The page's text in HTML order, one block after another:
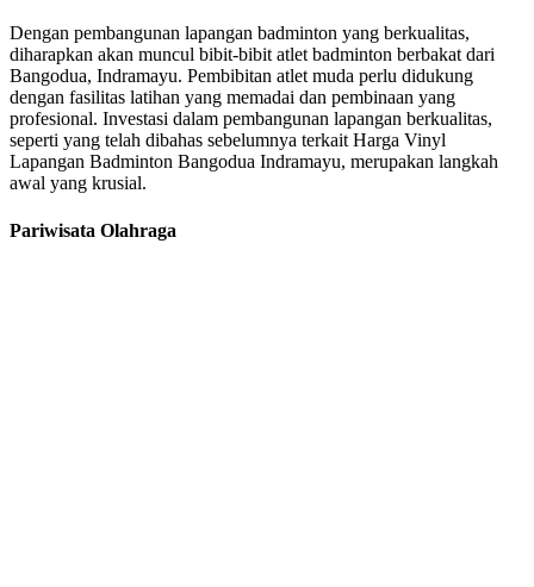
Dengan pembangunan lapangan badminton yang berkualitas,
diharapkan akan muncul bibit-bibit atlet badminton berbakat dari
Bangodua, Indramayu. Pembibitan atlet muda perlu didukung
dengan fasilitas latihan yang memadai dan pembinaan yang
profesional. Investasi dalam pembangunan lapangan berkualitas,
seperti yang telah dibahas sebelumnya terkait Harga Vinyl
Lapangan Badminton Bangodua Indramayu, merupakan langkah
awal yang krusial.
Pariwisata Olahraga